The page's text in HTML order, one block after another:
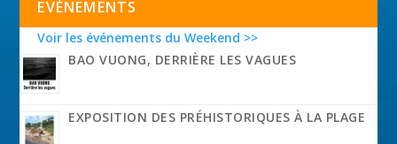
EVÉNEMENTS
Voir les événements du Weekend >>
BAO VUONG, DERRIÈRE LES VAGUES
EXPOSITION DES PRÉHISTORIQUES À LA PLAGE